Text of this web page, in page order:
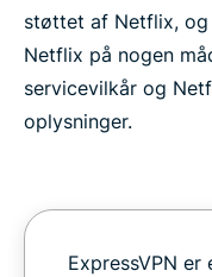
støttet af Netflix,
Netflix på nogen
servicevilkår og
oplysninger.
ExpressVPN